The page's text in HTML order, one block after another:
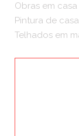
Obras em casa
Pintura de
Telhados em